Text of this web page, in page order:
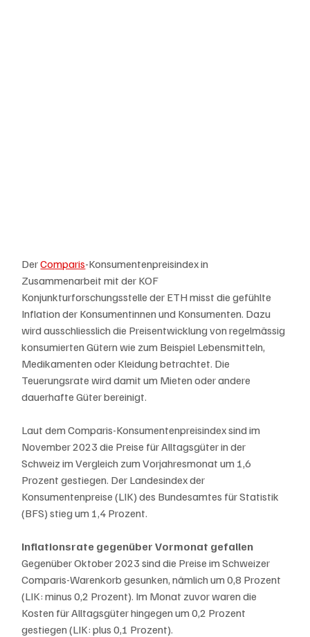
Der Comparis-Konsumentenpreisindex in
Zusammenarbeit mit der KOF
Konjunkturforschungsstelle der ETH misst die gefühlte
Inflation der Konsumentinnen und Konsumenten. Dazu
wird ausschliesslich die Preisentwicklung von regelmässig
konsumierten Gütern wie zum Beispiel Lebensmitteln,
Medikamenten oder Kleidung betrachtet. Die
Teuerungsrate wird damit um Mieten oder andere
dauerhafte Güter bereinigt.
Laut dem Comparis-Konsumentenpreisindex sind im
November 2023 die Preise für Alltagsgüter in der
Schweiz im Vergleich zum Vorjahresmonat um 1,6
Prozent gestiegen. Der Landesindex der
Konsumentenpreise (LIK) des Bundesamtes für Statistik
(BFS) stieg um 1,4 Prozent.
Inflationsrate gegenüber Vormonat gefallen
Gegenüber Oktober 2023 sind die Preise im Schweizer
Comparis-Warenkorb gesunken, nämlich um 0,8 Prozent
(LIK: minus 0,2 Prozent). Im Monat zuvor waren die
Kosten für Alltagsgüter hingegen um 0,2 Prozent
gestiegen (LIK: plus 0,1 Prozent).